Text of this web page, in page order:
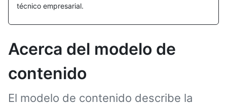
técnico empresarial.
Acerca del modelo de
contenido
El modelo de contenido describe la